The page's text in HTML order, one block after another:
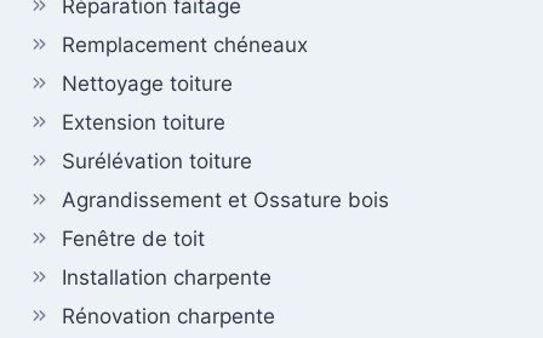
Réparation faitage
Remplacement chéneaux
Nettoyage toiture
Extension toiture
Surélévation toiture
Agrandissement et Ossature bois
Fenêtre de toit
Installation charpente
Rénovation charpente